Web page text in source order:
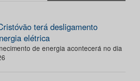
terá desligamento
elétrica
de energia acontecerá no dia